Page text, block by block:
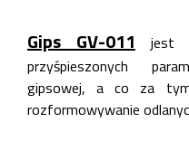
Gips GV-011
jest
przyśpieszonych
gipsowej, a co za tym
rozformowywanie